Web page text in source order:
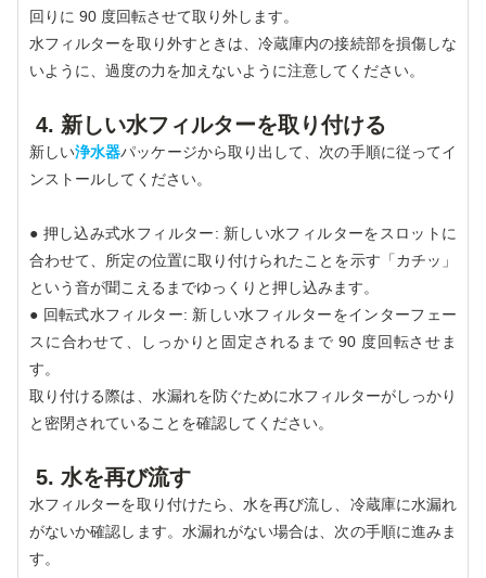
回りに 90 度回転させて取り外します。
水フィルターを取り外すときは、冷蔵庫内の接続部を損傷しな
いように、過度の力を加えないように注意してください。
4. 新しい水フィルターを取り付ける
新しい浄水器パッケージから取り出して、次の手順に従ってイ
ンストールしてください。
● 押し込み式水フィルター: 新しい水フィルターをスロットに
合わせて、所定の位置に取り付けられたことを示す「カチッ」
という音が聞こえるまでゆっくりと押し込みます。
● 回転式水フィルター: 新しい水フィルターをインターフェー
スに合わせて、しっかりと固定されるまで 90 度回転させま
す。
取り付ける際は、水漏れを防ぐために水フィルターがしっかり
と密閉されていることを確認してください。
5. 水を再び流す
水フィルターを取り付けたら、水を再び流し、冷蔵庫に水漏れ
がないか確認します。水漏れがない場合は、次の手順に進みま
す。